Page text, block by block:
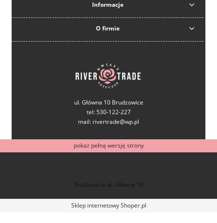
Informacje
O firmie
ul. Główna 10 Brudzowice
tel: 530-122-227
mail: rivertrade@wp.pl
pokaż pełną wersję strony
Brudzowice ul. Główna 10
Sklep internetowy Shoper.pl